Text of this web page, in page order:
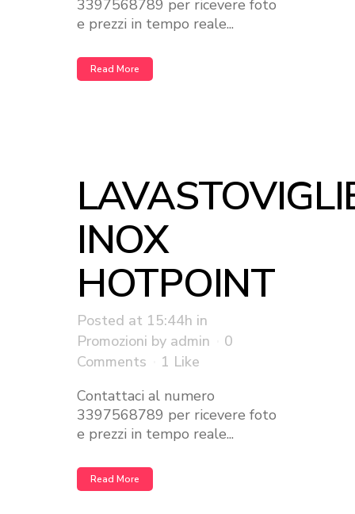
3397568789 per ricevere foto
e prezzi in tempo reale...
Read More
INOX
HOTPOINT
Posted at 15:44h in
Promozioni by admin
0
Comments
1 Like
Contattaci al numero
3397568789 per ricevere foto
e prezzi in tempo reale...
Read More